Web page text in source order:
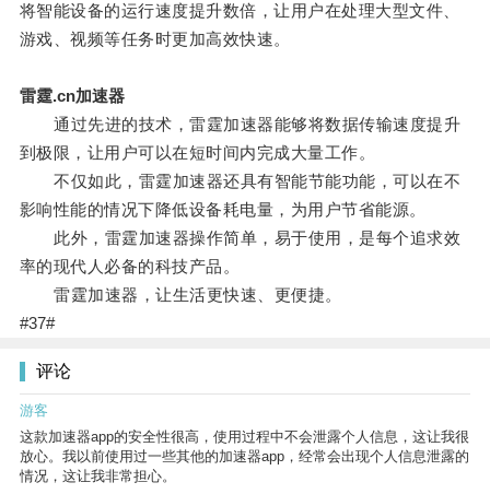
将智能设备的运行速度提升数倍，让用户在处理大型文件、
游戏、视频等任务时更加高效快速。
雷霆.cn加速器
通过先进的技术，雷霆加速器能够将数据传输速度提升
到极限，让用户可以在短时间内完成大量工作。
不仅如此，雷霆加速器还具有智能节能功能，可以在不
影响性能的情况下降低设备耗电量，为用户节省能源。
此外，雷霆加速器操作简单，易于使用，是每个追求效
率的现代人必备的科技产品。
雷霆加速器，让生活更快速、更便捷。
#37#
评论
游客
这款加速器app的安全性很高，使用过程中不会泄露个人信息，这让我很
放心。我以前使用过一些其他的加速器app，经常会出现个人信息泄露的
情况，这让我非常担心。